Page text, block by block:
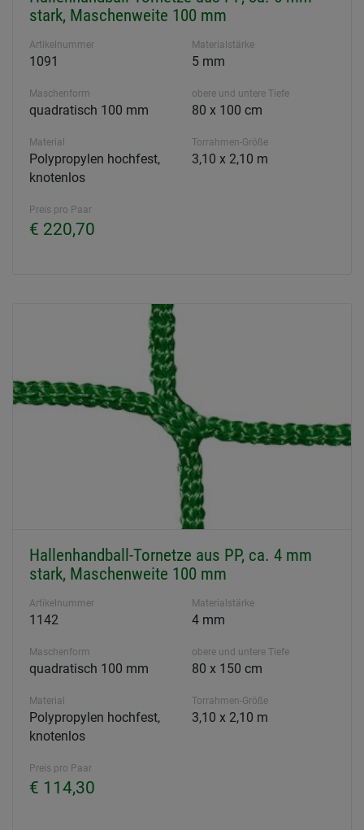
stark, Maschenweite 100 mm
Artikelnummer
1091
Materialstärke
5 mm
Maschenform
quadratisch 100 mm
obere und untere Tiefe
80 x 100 cm
Material
Polypropylen hochfest,
knotenlos
Torrahmen-Größe
3,10 x 2,10 m
Preis pro Paar
€ 220,70
Hallenhandball-Tornetze aus PP, ca. 4 mm
stark, Maschenweite 100 mm
Artikelnummer
1142
Materialstärke
4 mm
Maschenform
quadratisch 100 mm
obere und untere Tiefe
80 x 150 cm
Material
Polypropylen hochfest,
knotenlos
Torrahmen-Größe
3,10 x 2,10 m
Preis pro Paar
€ 114,30